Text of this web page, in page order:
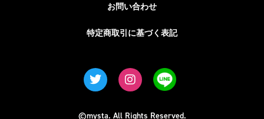
お問い合わせ
特定商取引に基づく表記
©mysta. All Rights Reserved.